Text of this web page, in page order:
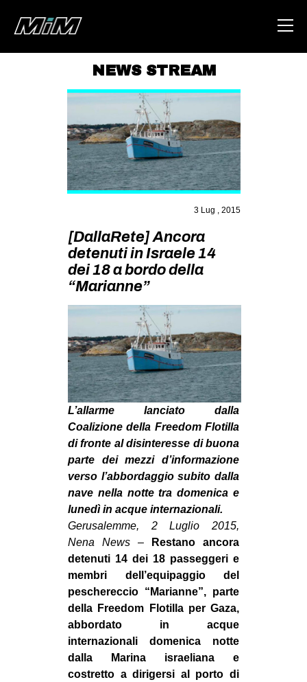
ABOUT
AREA
DEGENERAZIONE
GAZA FREESTYLE
MSM
STUDENTI TSUNAMI
ZAM
MILANO
MOBILITAZIONI
SPAZI
SPORT POPOLARE
MOVIMENTI
AMBIENTE
ANTIFASCISMO
DIRITTO ALL’ABITARE
GENERI
MIGRAZIONI
PRECARIATO
REPRESSIONE
CULTURE
ARTE
CINEMA
NEWS STREAM
3 Lug , 2015
[DallaRete] Ancora
detenuti in Israele 14
dei 18 a bordo della
“Marianne”
L’allarme lanciato dalla
Coalizione della Freedom Flotilla
di fronte al disinteresse di buona
parte dei mezzi d’informazione
verso l’abbordaggio subito dalla
nave nella notte tra domenica e
lunedì in acque internazionali.
Gerusalemme, 2 Luglio 2015,
Nena News – Restano ancora
detenuti 14 dei 18 passeggeri e
membri dell’equipaggio del
peschereccio “Marianne”, parte
della Freedom Flotilla per Gaza,
abbordato in acque
internazionali domenica notte
dalla Marina israeliana e
costretto a dirigersi al porto di